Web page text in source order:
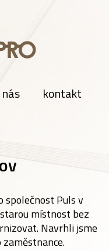
kontakt
společnost Puls v
místnost bez
Navrhli jsme